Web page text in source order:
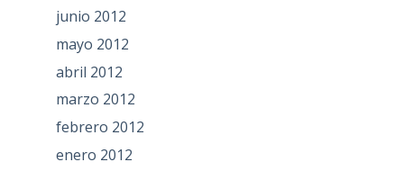
junio 2012
mayo 2012
abril 2012
marzo 2012
febrero 2012
enero 2012